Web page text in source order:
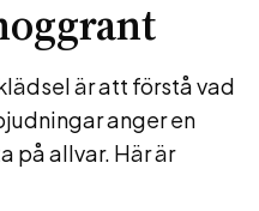
är att förstå vad
anger en
på allvar. Här är